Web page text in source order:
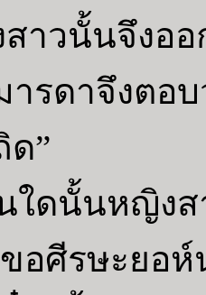
าวนั้นจึงอ
รดาจึงตอ
ด”
ใดนั้นหญิงส
อศีรษะยอ